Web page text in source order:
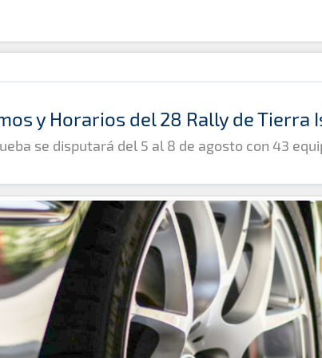
y Horarios del 28 Rally de Tierra
se disputará del 5 al 8 de agosto con 43